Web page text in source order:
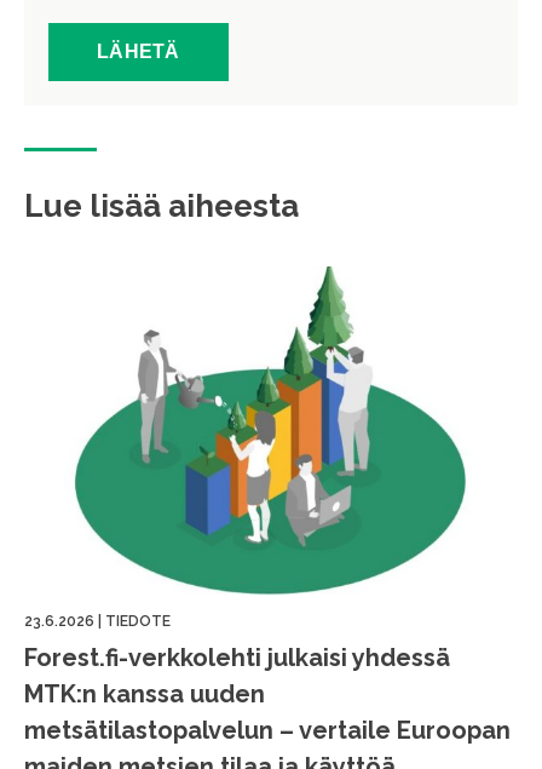
Lue lisää aiheesta
23.6.2026 TIEDOTE
Forest.fi-verkkolehti julkaisi yhdessä
MTK:n kanssa uuden
metsätilastopalvelun – vertaile Euroopan